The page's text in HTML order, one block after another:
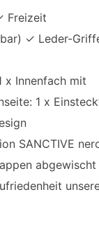
Freizeit
✓ Leder-
x Innenfach mit
1 x
SANCTIVE
abgewischt